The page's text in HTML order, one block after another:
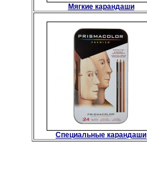
Мягкие карандаши
Специальные карандаши